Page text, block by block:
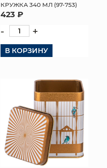
КРУЖКА 340 МЛ (97-753)
423 ₽
- +
В КОРЗИНУ